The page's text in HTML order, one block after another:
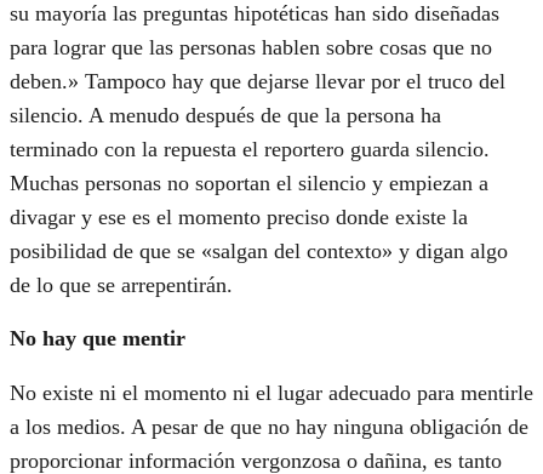
su mayoría las preguntas hipotéticas han sido diseñadas
para lograr que las personas hablen sobre cosas que no
deben.» Tampoco hay que dejarse llevar por el truco del
silencio. A menudo después de que la persona ha
terminado con la repuesta el reportero guarda silencio.
Muchas personas no soportan el silencio y empiezan a
divagar y ese es el momento preciso donde existe la
posibilidad de que se «salgan del contexto» y digan algo
de lo que se arrepentirán.
No hay que mentir
No existe ni el momento ni el lugar adecuado para mentirle
a los medios. A pesar de que no hay ninguna obligación de
proporcionar información vergonzosa o dañina, es tanto